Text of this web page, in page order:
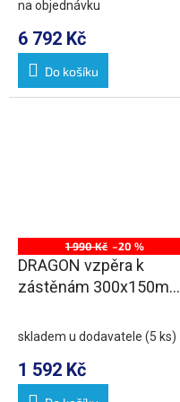
na objednávku
6 792 Kč
Do košíku
1 990 Kč –20 %
DRAGON vzpěra k
zástěnám 300x150mm,
skladem u dodavatele (5 ks)
1 592 Kč